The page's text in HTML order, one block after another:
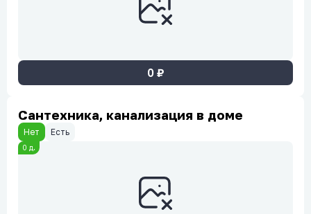
0₽
0 д.
Сантехника, канализация в доме
Нет Есть